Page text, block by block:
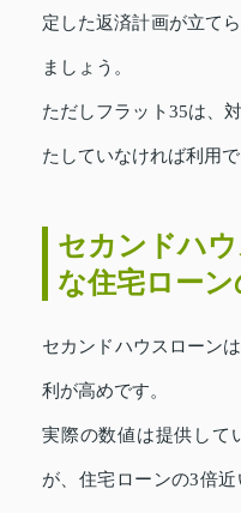
定した返済計画が立て
ましょう。
ただしフラット35は、
たしていなければ利用で
セカンドハ
な住宅ロー
セカンドハウスローン
利が高めです。
実際の数値は提供して
が、住宅ローンの3倍